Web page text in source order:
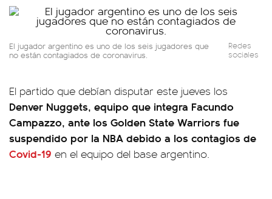
El jugador argentino es uno de los seis jugadores que
no están contagiados de coronavirus.
Redes
sociales
El partido que debían disputar este jueves los
Denver Nuggets, equipo que integra Facundo
Campazzo, ante los Golden State Warriors fue
suspendido por la NBA debido a los contagios de
Covid-19 en el equipo del base argentino.